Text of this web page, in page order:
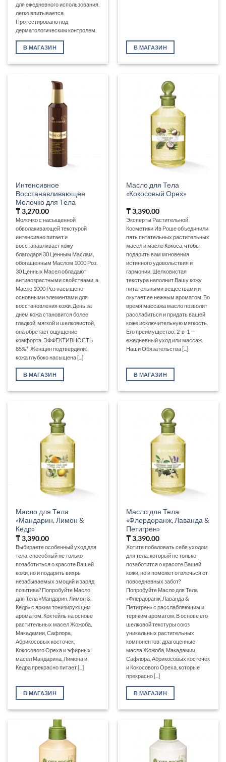
для ежедневного использования,
легко впитывается.
Протестировано под
дерматологическим контролем.
В МАГАЗИН В МАГАЗИН
Интенсивное
Восстанавливающее
Молочко для Тела
₸3,270.00
Молочко с насыщенной
обволакивающей текстурой
интенсивно питает и
восстанавливает кожу
благодаря 30 Ценным Маслам,
обогащенным Маслом 1000 Роз.
30 Ценных Масел обладают
антивозрастными свойствами, а
Масло 1000 Роз насыщено
основными элементами для
восстановления кожи. День за
днем кожа становится более
гладкой, мягкой и шелковистой,
она обретает ощущение
комфорта. ЭФФЕКТИВНОСТЬ
85%* Женщин подтвердили:
кожа глубоко насыщена [...]
В МАГАЗИН
Масло для Тела
«Кокосовый Орех»
₸3,390.00
Эксперты Растительной
Косметики Ив Роше объединили
пять питательных растительных
масел и масло Кокоса, чтобы
подарить вам мгновения
истинного удовольствия и
гармонии. Шелковистая
текстура наполнит Вашу кожу
питательными веществами и
окутает ее нежным ароматом. Во
время массажа масло позволит
расслабиться и придать вашей
коже исключительную мягкость.
Его преимущество: 2-в-1 —
ежедневный уход или массаж.
Наши Обязательства [...]
В МАГАЗИН
Масло для Тела
«Мандарин, Лимон &
Кедр»
₸3,390.00
Выбираете особенный уход для
тела, способный не только
позаботиться о красоте Вашей
кожи, но и подарить вихрь
незабываемых эмоций и заряд
позитива? Попробуйте Масло
для Тела «Мандарин, Лимон &
Кедр» с ярким тонизирующим
ароматом. Коктейль на основе
растительных масел Жожоба,
Макадамии, Сафлора,
Абрикосовых косточек,
Кокосового Ореха и эфирных
масел Мандарина, Лимона и
Кедра прекрасно питает [...]
В МАГАЗИН
Масло для Тела
«Флердоранж, Лаванда &
Петигрен»
₸3,390.00
Хотите побаловать себя уходом
для тела, который не только
позаботится о красоте Вашей
кожи, но и поможет отвлечься от
повседневных забот?
Попробуйте Масло для Тела
«Флердоранж, Лаванда &
Петигрен» с расслабляющим и
терпким ароматом. В основе его
шелковой текстуры союз
уникальных растительных
компонентов: драгоценные
масла Жожоба, Макадамии,
Сафлора, Абрикосовых косточек
и Кокосового Ореха, которые
прекрасно [...]
В МАГАЗИН